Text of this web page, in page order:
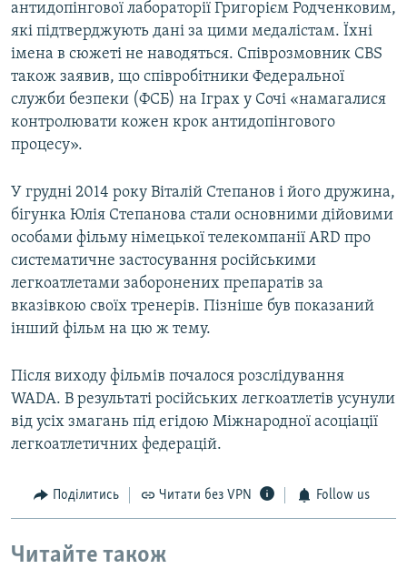
антидопінгової лабораторії Григорієм Родченковим,
які підтверджують дані за цими медалістам. Їхні
імена в сюжеті не наводяться. Співрозмовник CBS
також заявив, що співробітники Федеральної
служби безпеки (ФСБ) на Іграх у Сочі «намагалися
контролювати кожен крок антидопінгового
процесу».
У грудні 2014 року Віталій Степанов і його дружина,
бігунка Юлія Степанова стали основними дійовими
особами фільму німецької телекомпанії ARD про
систематичне застосування російськими
легкоатлетами заборонених препаратів за
вказівкою своїх тренерів. Пізніше був показаний
інший фільм на цю ж тему.
Після виходу фільмів почалося розслідування
WADA. В результаті російських легкоатлетів усунули
від усіх змагань під егідою Міжнародної асоціації
легкоатлетичних федерацій.
Поділитись Читати без VPN Follow us
Читайте також